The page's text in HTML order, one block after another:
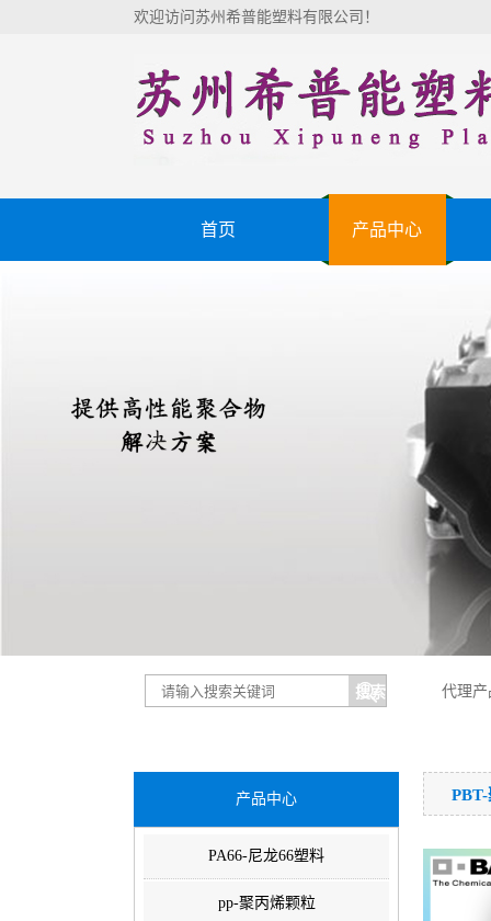
欢迎访问苏州希普能塑料有限公司！
首页 产品中心
代理
产品中心
PA66-尼龙66塑料
pp-聚丙烯颗粒